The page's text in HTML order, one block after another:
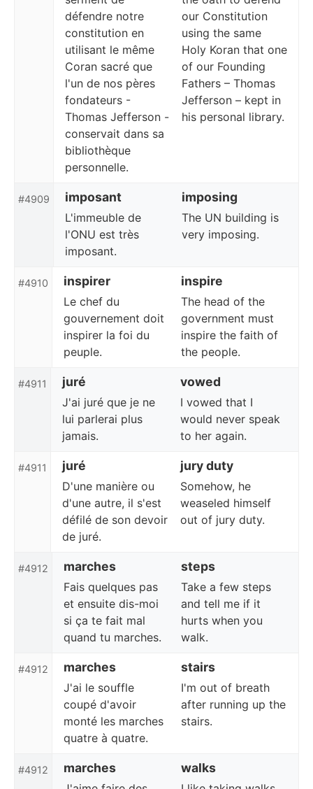
défendre notre
constitution en
utilisant le même
Coran sacré que
l'un de nos pères
fondateurs -
Thomas Jefferson -
conservait dans sa
bibliothèque
personnelle.
our Constitution
using the same
Holy Koran that one
of our Founding
Fathers – Thomas
Jefferson – kept in
his personal library.
#4909 imposant imposing
L'immeuble de
l'ONU est très
imposant.
The UN building is
very imposing.
#4910 inspirer inspire
Le chef du
gouvernement doit
inspirer la foi du
peuple.
The head of the
government must
inspire the faith of
the people.
#4911 juré vowed
J'ai juré que je ne
lui parlerai plus
jamais.
I vowed that I
would never speak
to her again.
#4911 juré jury duty
D'une manière ou
d'une autre, il s'est
défilé de son devoir
de juré.
Somehow, he
weaseled himself
out of jury duty.
#4912 marches steps
Fais quelques pas
et ensuite dis-moi
si ça te fait mal
quand tu marches.
Take a few steps
and tell me if it
hurts when you
walk.
#4912 marches stairs
J'ai le souffle
coupé d'avoir
monté les marches
quatre à quatre.
I'm out of breath
after running up the
stairs.
#4912 marches walks